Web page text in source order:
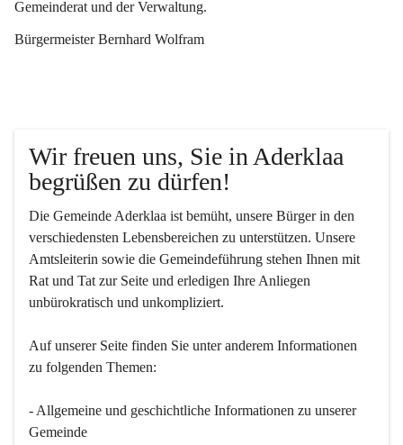
Gemeinderat und der Verwaltung.
Bürgermeister Bernhard Wolfram
Wir freuen uns, Sie in Aderklaa
begrüßen zu dürfen!
Die Gemeinde Aderklaa ist bemüht, unsere Bürger in den
verschiedensten Lebensbereichen zu unterstützen. Unsere
Amtsleiterin sowie die Gemeindeführung stehen Ihnen mit
Rat und Tat zur Seite und erledigen Ihre Anliegen
unbürokratisch und unkompliziert.
Auf unserer Seite finden Sie un­ter an­de­rem Informationen
zu folgenden Themen:
- Allgemeine und geschichtliche Informationen zu unserer
Gemeinde